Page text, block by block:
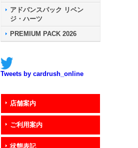
アドバンスパック リベン
ジ・ハーツ
PREMIUM PACK 2026
Tweets by cardrush_online
店舗案内
ご利用案内
状態表記